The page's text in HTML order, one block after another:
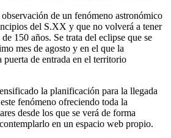
de un fenómeno astronómico
del S.XX y que no volverá a tener
150 años. Se trata del eclipse que se
mes de agosto y en el que la
puerta de entrada en el territorio
la planificación para la llegada
fenómeno ofreciendo toda la
desde los que se verá de forma
en un espacio web propio.